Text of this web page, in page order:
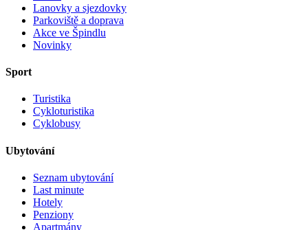
Lanovky a sjezdovky
Parkoviště a doprava
Akce ve Špindlu
Novinky
Sport
Turistika
Cykloturistika
Cyklobusy
Ubytování
Seznam ubytování
Last minute
Hotely
Penziony
Apartmány